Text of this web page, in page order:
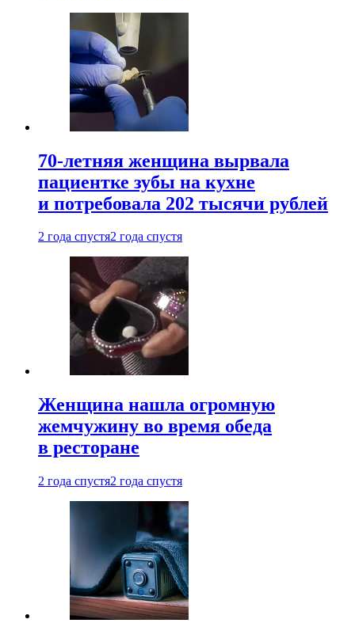
70-летняя женщина вырвала
пациентке зубы на кухне
и потребовала 202 тысячи рублей
2 года спустя2 года спустя
Женщина нашла огромную
жемчужину во время обеда
в ресторане
2 года спустя2 года спустя